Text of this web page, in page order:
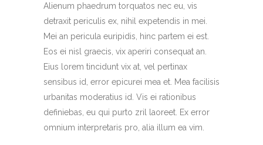
Alienum phaedrum torquatos nec eu, vis
detraxit periculis ex, nihil expetendis in mei.
Mei an pericula euripidis, hinc partem ei est.
Eos ei nisl graecis, vix aperiri consequat an.
Eius lorem tincidunt vix at, vel pertinax
sensibus id, error epicurei mea et. Mea facilisis
urbanitas moderatius id. Vis ei rationibus
definiebas, eu qui purto zril laoreet. Ex error
omnium interpretaris pro, alia illum ea vim.